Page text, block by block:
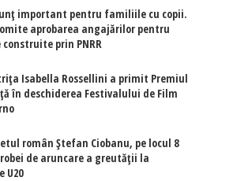
important pentru familiile cu copii.
aprobarea angajărilor pentru
construite prin PNRR
Isabella Rossellini a primit Premiul
în deschiderea Festivalului de Film
român Ștefan Ciobanu, pe locul 8
de aruncare a greutății la
U20